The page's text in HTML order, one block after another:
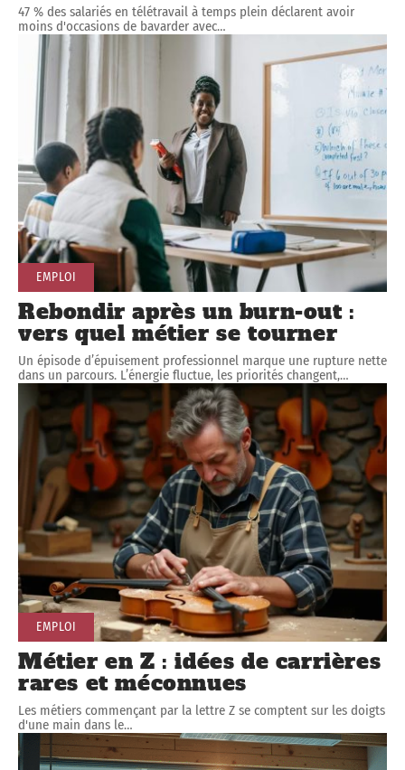
47 % des salariés en télétravail à temps plein déclarent avoir
moins d'occasions de bavarder avec…
EMPLOI
Rebondir après un burn-out :
vers quel métier se tourner
Un épisode d’épuisement professionnel marque une rupture nette
dans un parcours. L’énergie fluctue, les priorités changent,…
EMPLOI
Métier en Z : idées de carrières
rares et méconnues
Les métiers commençant par la lettre Z se comptent sur les doigts
d'une main dans le…